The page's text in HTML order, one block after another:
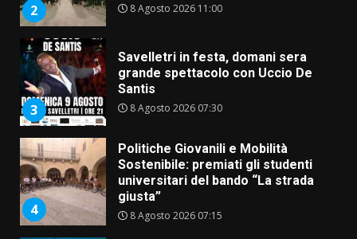
2 8 Agosto 2026 11:00
3
Savelletri in festa, domani sera
grande spettacolo con Uccio De
Santis
8 Agosto 2026 07:30
4
Politiche Giovanili e Mobilità
Sostenibile: premiati gli studenti
universitari del bando “La strada
giusta”
8 Agosto 2026 07:15